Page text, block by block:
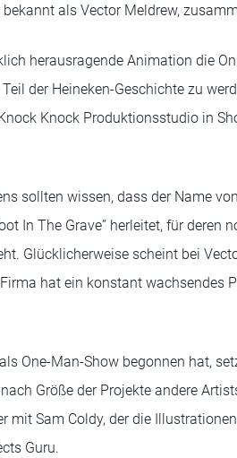
als Vector Meldrew,
herausragende Animation die
der Heineken-Geschichte zu
Knock Produktionsstudio in
sollten wissen, dass der Name
In The Grave” herleitet, für
Glücklicherweise scheint bei
hat ein konstant wachsendes
One-Man-Show begonnen hat,
Größe der Projekte andere
mit Sam Coldy, der die
Guru.